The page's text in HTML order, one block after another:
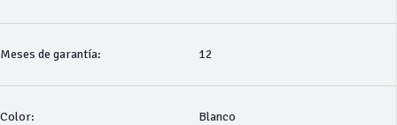
Meses de garantía: 12
Color: Blanco